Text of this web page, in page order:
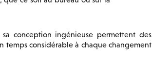
conception ingénieuse permettent des
temps considérable à chaque changement